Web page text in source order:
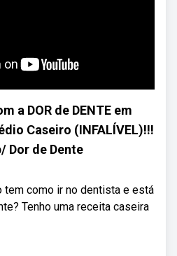
a DOR de DENTE em
Caseiro (INFALÍVEL)!!!
Dor de Dente
tem como ir no dentista e está
Tenho uma receita caseira